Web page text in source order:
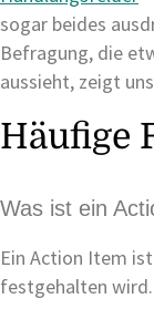
sogar beides
Befragung, die
aussieht, zeigt
Häufige
Was ist ein
Ein Action Item
festgehalten wird.